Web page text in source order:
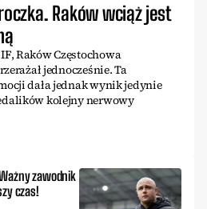
Raków wciąż jest
Raków Częstochowa
jednocześnie. Ta
dała jednak wynik jedynie
kolejny nerwowy
zawodnik
czas!